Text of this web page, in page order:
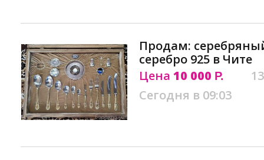
Продам:
серебро 925 в Чите
Цена 10 000 Р.
Сегодня в 09:03